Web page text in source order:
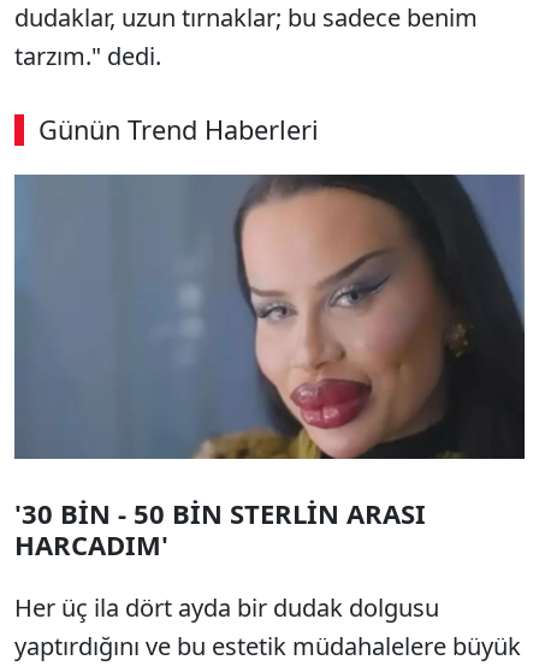
dudaklar, uzun tırnaklar; bu sadece benim
tarzım." dedi.
Günün Trend Haberleri
'30 BİN - 50 BİN STERLİN ARASI
HARCADIM'
Her üç ila dört ayda bir dudak dolgusu
yaptırdığını ve bu estetik müdahalelere büyük